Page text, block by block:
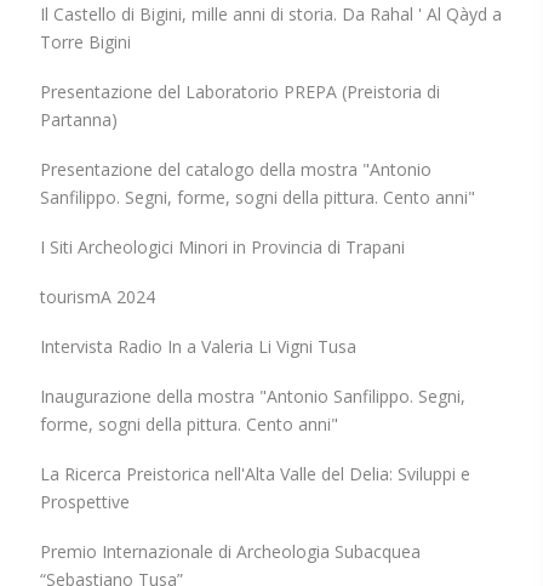
Il Castello di Bigini, mille anni di storia. Da Rahal ' Al Qàyd a
Torre Bigini
Presentazione del Laboratorio PREPA (Preistoria di
Partanna)
Presentazione del catalogo della mostra "Antonio
Sanfilippo. Segni, forme, sogni della pittura. Cento anni"
I Siti Archeologici Minori in Provincia di Trapani
tourismA 2024
Intervista Radio In a Valeria Li Vigni Tusa
Inaugurazione della mostra "Antonio Sanfilippo. Segni,
forme, sogni della pittura. Cento anni"
La Ricerca Preistorica nell'Alta Valle del Delia: Sviluppi e
Prospettive
Premio Internazionale di Archeologia Subacquea
“Sebastiano Tusa”